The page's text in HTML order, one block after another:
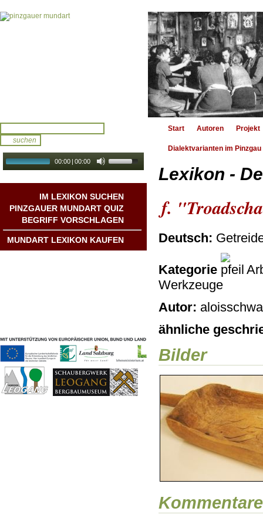
00:00 | 00:00
IM LEXIKON SUCHEN
PINZGAUER MUNDART QUIZ
BEGRIFF VORSCHLAGEN
MUNDART LEXIKON KAUFEN
Start Autoren Projekt
Dialektvarianten im Pinzgau
Lexikon -
f.
Deutsch:
Kategorie
Werkzeuge
Autor:
ähnliche
Bilder
Kommentare